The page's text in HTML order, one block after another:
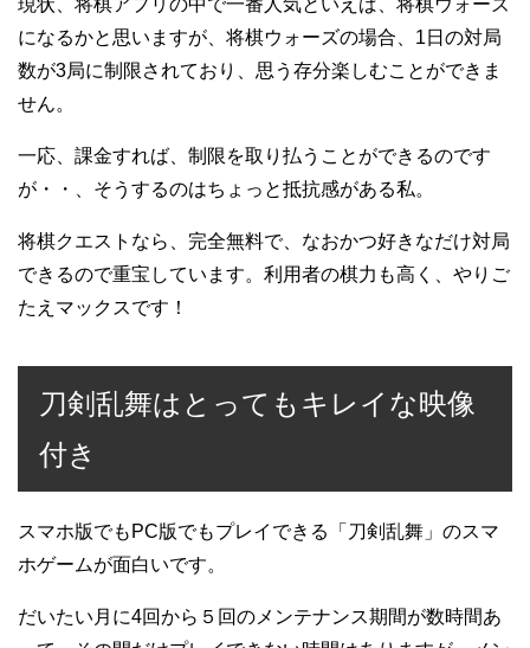
現状、将棋アプリの中で一番人気といえば、将棋ウォーズ
になるかと思いますが、将棋ウォーズの場合、1日の対局
数が3局に制限されており、思う存分楽しむことができま
せん。
一応、課金すれば、制限を取り払うことができるのです
が・・、そうするのはちょっと抵抗感がある私。
将棋クエストなら、完全無料で、なおかつ好きなだけ対局
できるので重宝しています。利用者の棋力も高く、やりご
たえマックスです！
刀剣乱舞はとってもキレイな映像
付き
スマホ版でもPC版でもプレイできる「刀剣乱舞」のスマ
ホゲームが面白いです。
だいたい月に4回から５回のメンテナンス期間が数時間あ